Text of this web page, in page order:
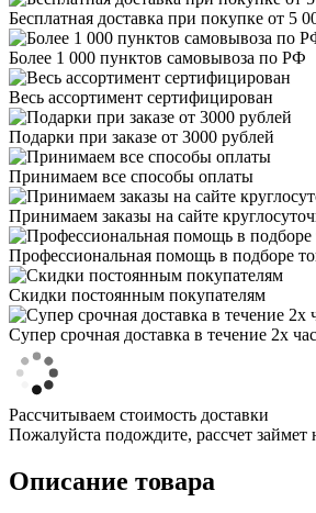
Бесплатная доставка при покупке от 5
Более 1 000 пунктов самовывоза по РФ
Весь ассортимент сертифицирован
Подарки при заказе от 3000 рублей
Принимаем все способы оплаты
Принимаем заказы на сайте
Профессиональная помощь в подборе
Скидки постоянным покупателям
Супер срочная доставка в течение 2х
Рассчитываем стоимость доставки
Пожалуйста подождите, рассчет займет
Описание товара